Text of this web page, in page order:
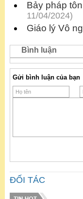
Bảy pháp
11/04/2024)
Giáo lý Vô
Bình luận
Gửi bình luận của bạn
ĐỐI TÁC